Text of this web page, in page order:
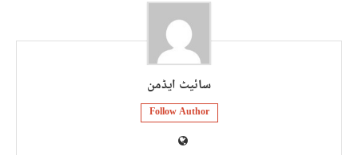
سائیٹ ایڈمن
Follow Author